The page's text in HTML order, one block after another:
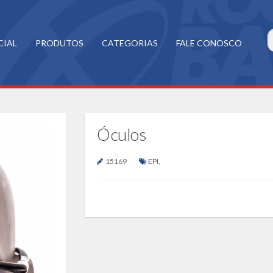
PRODUTOS CATEGORIAS FALE CONOSCO
Óculos
15169 EPI,